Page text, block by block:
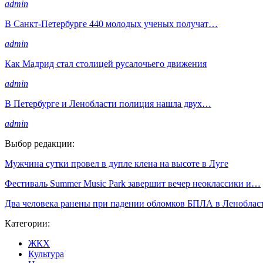
admin
В Санкт-Петербурге 440 молодых ученых получат…
admin
Как Мадрид стал столицей русалочьего движения
admin
В Петербурге и Ленобласти полиция нашла двух…
admin
Выбор редакции:
Мужчина сутки провел в дупле клена на высоте в Луге
Фестиваль Summer Music Park завершит вечер неоклассики и…
Два человека ранены при падении обломков БПЛА в
Категории:
ЖКХ
Культура